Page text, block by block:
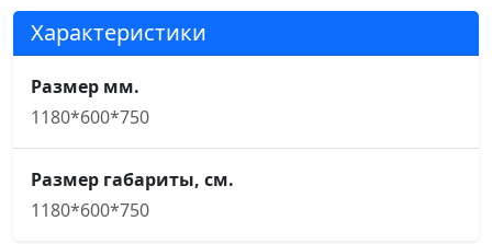
Характеристики
Размер мм.
1180*600*750
Размер габариты, см.
1180*600*750